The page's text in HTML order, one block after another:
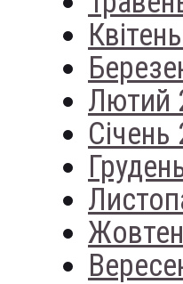
Лютий
Січень